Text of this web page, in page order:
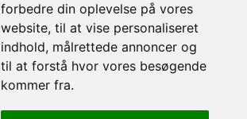
forbedre din oplevelse på vores
website, til at vise personaliseret
indhold, målrettede annoncer og
til at forstå hvor vores besøgende
kommer fra.